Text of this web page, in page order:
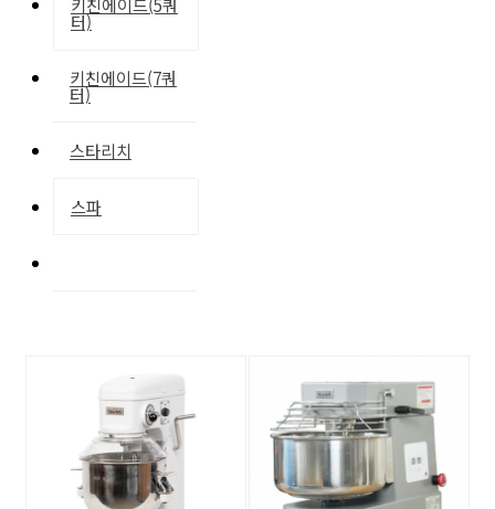
터)
키친에이드(7쿼
터)
스타리치
스파